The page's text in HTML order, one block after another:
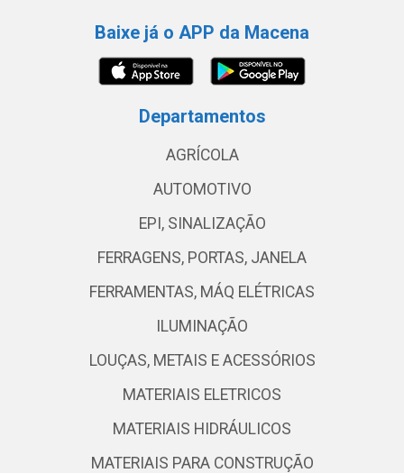
Baixe já o APP da Macena
Departamentos
AGRÍCOLA
AUTOMOTIVO
EPI, SINALIZAÇÃO
FERRAGENS, PORTAS, JANELA
FERRAMENTAS, MÁQ ELÉTRICAS
ILUMINAÇÃO
LOUÇAS, METAIS E ACESSÓRIOS
MATERIAIS ELETRICOS
MATERIAIS HIDRÁULICOS
MATERIAIS PARA CONSTRUÇÃO